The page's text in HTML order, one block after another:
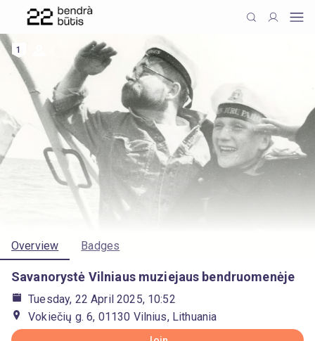
1
Overview Badges
Savanorystė Vilniaus muziejaus bendruomenėje
Tuesday, 22 April 2025, 10:52
Vokiečių g. 6, 01130 Vilnius, Lithuania